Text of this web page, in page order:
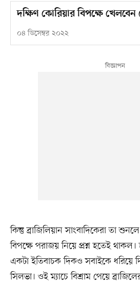
দক্ষিণ কোরিয়ার বিপক্ষে খেলবেন
০৪ ডিসেম্বর ২০২২
কিন্তু ব্রাজিলিয়ান সাংবাদিকেরা তা
বিপক্ষে পরাজয় নিয়ে প্রশ্ন হতেই
একটা ইতিবাচক দিকও সবাইকে ধরিয়ে
সিলভা। ওই ম্যাচে বিশ্রাম পেয়ে